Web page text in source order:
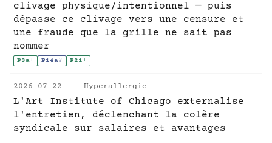
clivage physique/intentionnel — puis
dépasse ce clivage vers une censure et
une fraude que la grille ne sait pas
nommer
P3a+ P14a? P21+
2026-07-22 Hyperallergic
L'Art Institute of Chicago externalise
l'entretien, déclenchant la colère
syndicale sur salaires et avantages